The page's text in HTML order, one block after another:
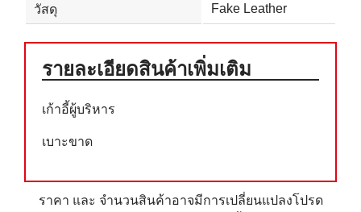
วัสดุ Fake Leather
รายละเอียดสินค้าเพิ่มเติม
เก้าอี้ผู้บริหาร
เบาะขาด
ราคา และ จำนวนสินค้าอาจมีการเปลี่ยนแปลงโปรด